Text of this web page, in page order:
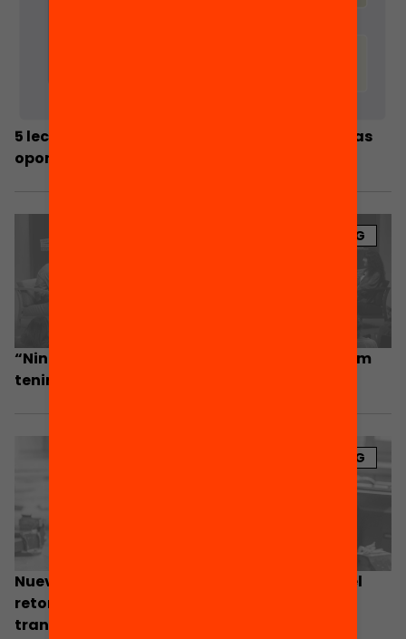
5 lecciones extraídas de los centros de nuevas
oportunidades en Cataluña
BLOG
“Ningú vol fracassar, però no tothom sap com
tenir èxit”
BLOG
Nuevas oportunidades: ¿cómo facilitamos el
retorno a la educación y unas mejores
transiciones al mundo laboral?